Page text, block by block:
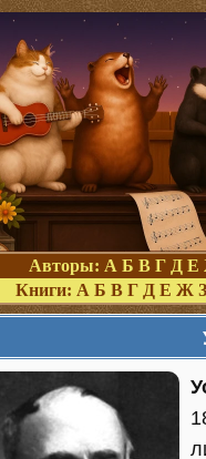
Авторы: А Б В Г Д Е
Книги: А Б В Г Д Е Ж З